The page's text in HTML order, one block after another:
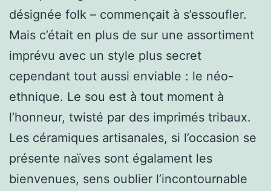
désignée folk – commençait à s’essoufler.
Mais c’était en plus de sur une assortiment
imprévu avec un style plus secret
cependant tout aussi enviable : le néo-
ethnique. Le sou est à tout moment à
l’honneur, twisté par des imprimés tribaux.
Les céramiques artisanales, si l’occasion se
présente naïves sont égalament les
bienvenues, sens oublier l’incontournable